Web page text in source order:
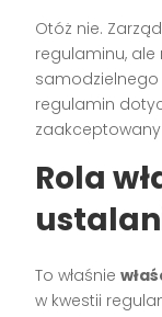
Otóż nie.
regulaminu,
samodzielnego
regulamin
Rola
To właśnie
w kwestii